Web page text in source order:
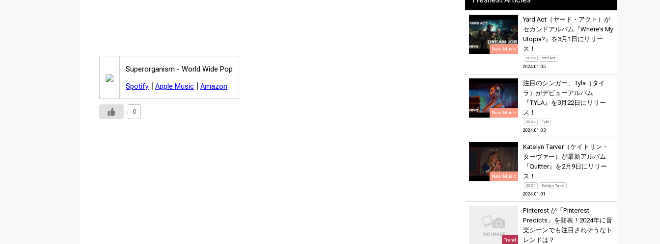
Superorganism -World Wide Pop
Spotify |Apple Music |Amazon
0
New Music
Yard Act（ヤード・アクト）が
セカンドアルバム『Where’s My
Utopia?』を3月1日にリリー
ス！
2024 Yard Act
2024.01.05
New Music
注目のシンガー、Tyla（タイ
ラ）がデビューアルバム
『TYLA』を3月22日にリリー
ス！
2024 Tyla
2024.01.03
New Music
Katelyn Tarver（ケイトリン・
ターヴァー）が最新アルバム
『Quitter』を2月9日にリリー
ス！
2024 Katelyn Tarver
2024.01.01
Trend
Pinterest が「Pinterest
Predicts」を発表！2024年に音
楽シーンでも注目されそうなト
レンドは？